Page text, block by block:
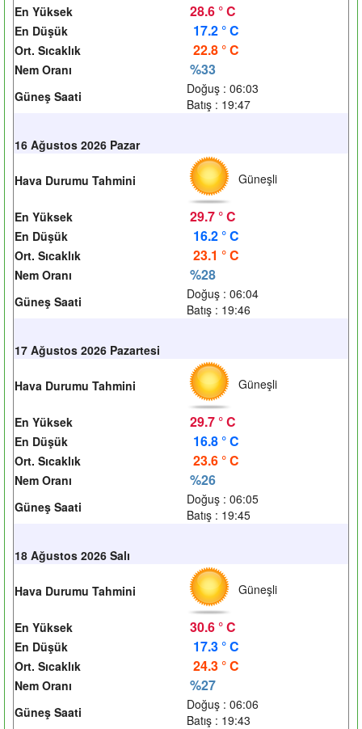
En Yüksek 28.6 ° C
En Düşük 17.2 ° C
Ort. Sıcaklık 22.8 ° C
Nem Oranı %33
Güneş Saati
Doğuş : 06:03
Batış : 19:47
16 Ağustos 2026 Pazar
Hava Durumu Tahmini Güneşli
En Yüksek 29.7 ° C
En Düşük 16.2 ° C
Ort. Sıcaklık 23.1 ° C
Nem Oranı %28
Güneş Saati
Doğuş : 06:04
Batış : 19:46
17 Ağustos 2026 Pazartesi
Hava Durumu Tahmini Güneşli
En Yüksek 29.7 ° C
En Düşük 16.8 ° C
Ort. Sıcaklık 23.6 ° C
Nem Oranı %26
Güneş Saati
Doğuş : 06:05
Batış : 19:45
18 Ağustos 2026 Salı
Hava Durumu Tahmini Güneşli
En Yüksek 30.6 ° C
En Düşük 17.3 ° C
Ort. Sıcaklık 24.3 ° C
Nem Oranı %27
Güneş Saati
Doğuş : 06:06
Batış : 19:43